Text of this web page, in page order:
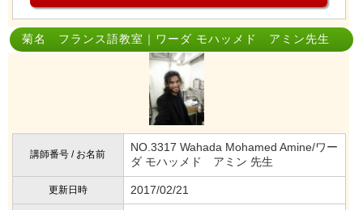
菊名 フランス語教室｜ワーダ モハッメド アミン先生
講師番号 / お名前
NO.3317 Wahada Mohamed Amine/ワー
ダ モハッメド アミン 先生
更新日時 2017/02/21